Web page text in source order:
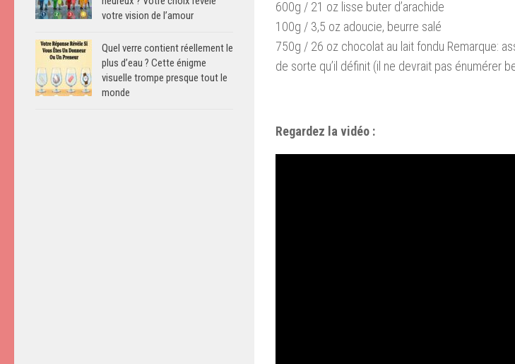
600g / 21 oz lisse buter d’arachide
100g / 3,5 oz adoucie, beurre salé
750g / 26 oz chocolat au lait fondu Remarque:
de sorte qu’il définit (il ne devrait pas énumérer
Regardez la vidéo :
votre vision de l’amour
Quel verre contient réellement le
plus d’eau ? Cette énigme
visuelle trompe presque tout le
monde